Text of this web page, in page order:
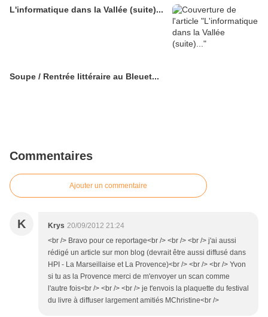
L'informatique dans la Vallée (suite)...
Soupe / Rentrée littéraire au Bleuet...
Commentaires
Ajouter un commentaire
K Krys 20/09/2012 21:24
<br /> Bravo pour ce reportage<br /> <br /> <br /> j'ai aussi
rédigé un article sur mon blog (devrait être aussi diffusé dans
HPI - La Marseillaise et La Provence)<br /> <br /> <br /> Yvon
si tu as la Provence merci de m'envoyer un scan comme
l'autre fois<br /> <br /> <br /> je t'envois la plaquette du festival
du livre à diffuser largement amitiés MChristine<br />